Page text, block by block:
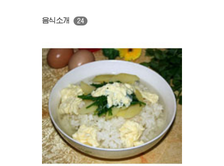
음식소개 24